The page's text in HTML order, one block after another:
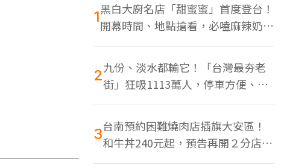
1黑白大廚名店「甜蜜蜜」首度登台！
開幕時間、地點搶看，必嗑麻辣奶油
蝦
2九份、淡水都輸它！「台灣最夯老
街」狂吸1113萬人，停車方便、特
色美食多
3台南預約困難燒肉店插旗大安區！
和牛丼240元起，預告再開２分店、
地點曝光